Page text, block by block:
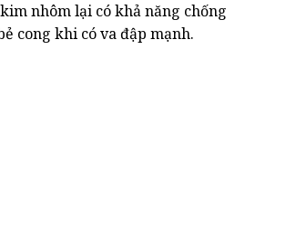
nhôm lại có khả năng chống
cong khi có va đập mạnh.